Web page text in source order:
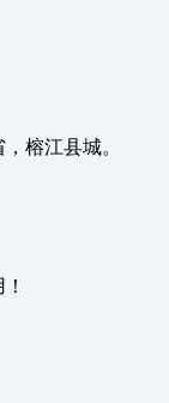
榕江县城。